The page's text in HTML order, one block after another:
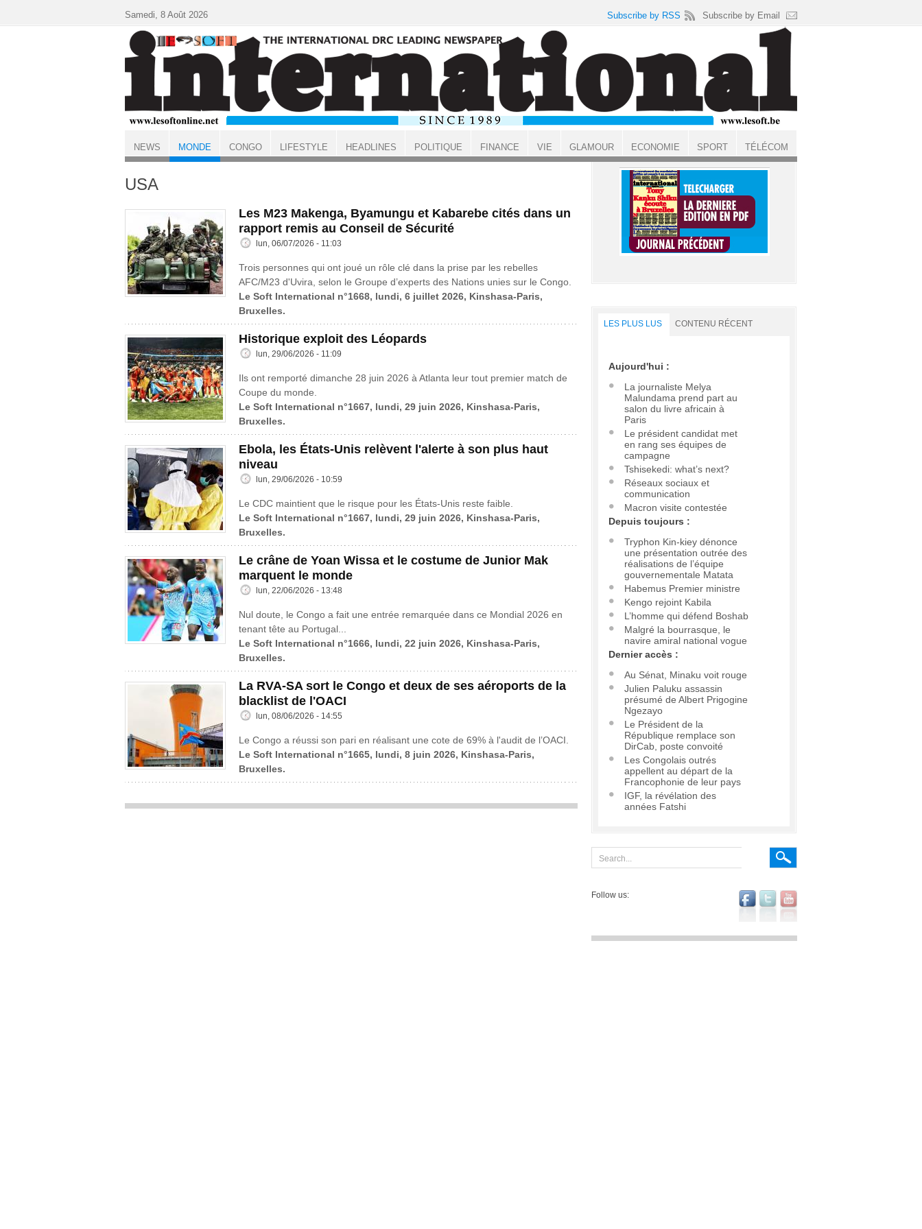
ACCUEIL MONDE
USA
Les M23 Makenga, Byamungu et Kabarebe cités dans un
rapport remis au Conseil de Sécurité
lun, 06/07/2026 - 11:03
Trois personnes qui ont joué un rôle clé dans la prise par les rebelles
AFC/M23 d'Uvira, selon le Groupe d’experts des Nations unies sur le Congo.
Le Soft International n°1668, lundi, 6 juillet 2026, Kinshasa-Paris,
Bruxelles.
Historique exploit des Léopards
lun, 29/06/2026 - 11:09
Ils ont remporté dimanche 28 juin 2026 à Atlanta leur tout premier match de
Coupe du monde.
Le Soft International n°1667, lundi, 29 juin 2026, Kinshasa-Paris,
Bruxelles.
Ebola, les États-Unis relèvent l'alerte à son plus haut
niveau
lun, 29/06/2026 - 10:59
Le CDC maintient que le risque pour les États-Unis reste faible.
Le Soft International n°1667, lundi, 29 juin 2026, Kinshasa-Paris,
Bruxelles.
Le crâne de Yoan Wissa et le costume de Junior Mak
marquent le monde
lun, 22/06/2026 - 13:48
Nul doute, le Congo a fait une entrée remarquée dans ce Mondial 2026 en
tenant tête au Portugal...
Le Soft International n°1666, lundi, 22 juin 2026, Kinshasa-Paris,
Bruxelles.
La RVA-SA sort le Congo et deux de ses aéroports de la
blacklist de l'OACI
lun, 08/06/2026 - 14:55
Le Congo a réussi son pari en réalisant une cote de 69% à l'audit de l’OACI.
Le Soft International n°1665, lundi, 8 juin 2026, Kinshasa-Paris,
Bruxelles.
LES PLUS LUS CONTENU RÉCENT
Aujourd'hui :
La journaliste Melya
Malundama prend part au
salon du livre africain à
Paris
Le président candidat met
en rang ses équipes de
campagne
Tshisekedi: what’s next?
Réseaux sociaux et
communication
Macron visite contestée
Depuis toujours :
Tryphon Kin-kiey dénonce
une présentation outrée des
réalisations de l’équipe
gouvernementale Matata
Habemus Premier ministre
Kengo rejoint Kabila
L’homme qui défend Boshab
Malgré la bourrasque, le
navire amiral national vogue
Dernier accès :
Au Sénat, Minaku voit rouge
Julien Paluku assassin
présumé de Albert Prigogine
Ngezayo
Le Président de la
République remplace son
DirCab, poste convoité
Les Congolais outrés
appellent au départ de la
Francophonie de leur pays
IGF, la révélation des
années Fatshi
Follow us:
Samedi, 8 Août 2026 Subscribe by RSS Subscribe by Email
NEWS MONDE CONGO LIFESTYLE HEADLINES POLITIQUE FINANCE VIE GLAMOUR ECONOMIE SPORT TÉLÉCOM